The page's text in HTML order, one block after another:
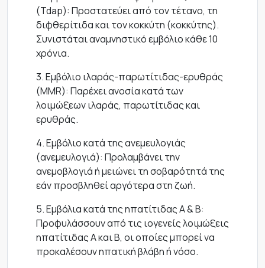
(Tdap): Προστατεύει από τον τέτανο, τη
διφθερίτιδα και τον κοκκύτη (κοκκύτης).
Συνιστάται αναμνηστικό εμβόλιο κάθε 10
χρόνια.
3. Εμβόλιο ιλαράς-παρωτίτιδας-ερυθράς
(MMR): Παρέχει ανοσία κατά των
λοιμώξεων ιλαράς, παρωτίτιδας και
ερυθράς.
4. Εμβόλιο κατά της ανεμευλογιάς
(ανεμευλογιά): Προλαμβάνει την
ανεμοβλογιά ή μειώνει τη σοβαρότητά της
εάν προσβληθεί αργότερα στη ζωή.
5. Εμβόλια κατά της ηπατίτιδας Α & Β:
Προφυλάσσουν από τις ιογενείς λοιμώξεις
ηπατίτιδας Α και Β, οι οποίες μπορεί να
προκαλέσουν ηπατική βλάβη ή νόσο.